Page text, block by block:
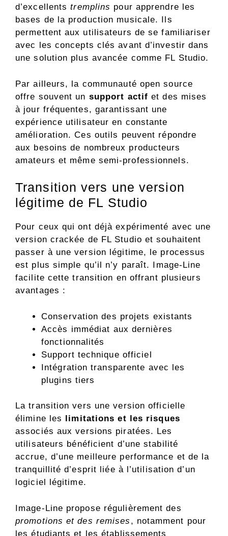
d’excellentstremplins pour apprendre les
bases de la production musicale. Ils
permettent aux utilisateurs de se familiariser
avec les concepts clés avant d’investir dans
une solution plus avancée comme FL Studio.
Par ailleurs, la communauté open source
offre souvent un support actif et des mises
à jour fréquentes, garantissant une
expérience utilisateur en constante
amélioration. Ces outils peuvent répondre
aux besoins de nombreux producteurs
amateurs et même semi-professionnels.
Transition vers une version
légitime de FL Studio
Pour ceux qui ont déjà expérimenté avec une
version crackée de FL Studio et souhaitent
passer à une version légitime, le processus
est plus simple qu’il n’y paraît. Image-Line
facilite cette transition en offrant plusieurs
avantages :
Conservation des projets existants
Accès immédiat aux dernières
fonctionnalités
Support technique officiel
Intégration transparente avec les
plugins tiers
La transition vers une version officielle
élimine les limitations et les risques
associés aux versions piratées. Les
utilisateurs bénéficient d’une stabilité
accrue, d’une meilleure performance et de la
tranquillité d’esprit liée à l’utilisation d’un
logiciel légitime.
Image-Line propose régulièrement des
promotions et des remises , notamment pour
les étudiants et les établissements